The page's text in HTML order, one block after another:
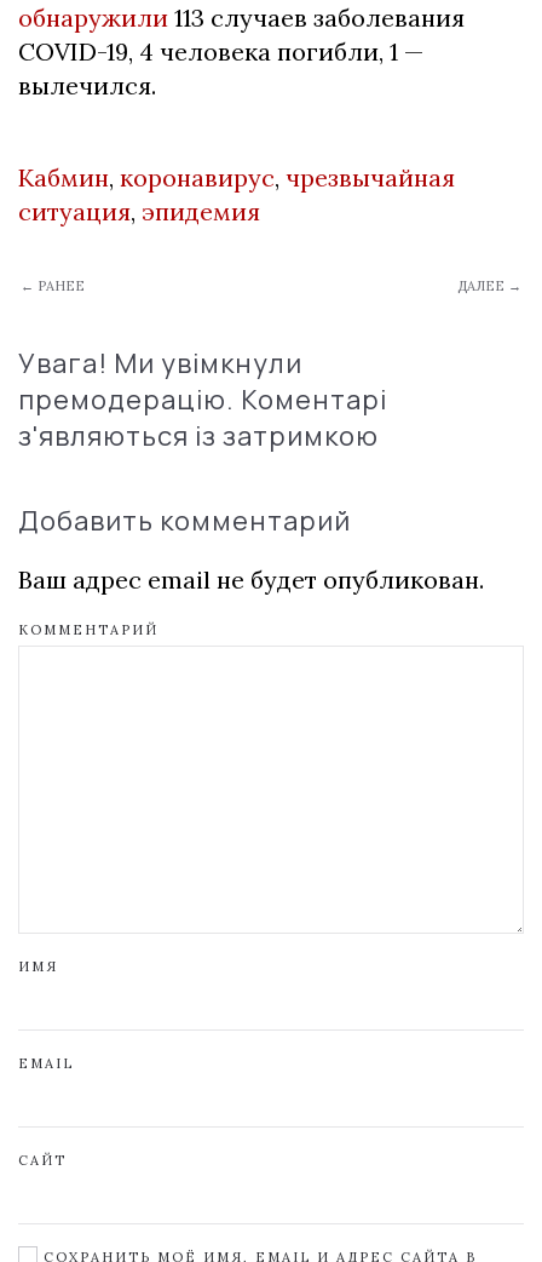
обнаружили 113 случаев заболевания
COVID-19, 4 человека погибли, 1 —
вылечился.
Кабмин, коронавирус, чрезвычайная
ситуация, эпидемия
← РАНЕЕ ДАЛЕЕ →
Увага! Ми увімкнули
премодерацію. Коментарі
з'являються із затримкою
Добавить комментарий
Ваш адрес email не будет опубликован.
КОММЕНТАРИЙ
ИМЯ
EMAIL
САЙТ
СОХРАНИТЬ МОЁ ИМЯ, EMAIL И АДРЕС САЙТА В